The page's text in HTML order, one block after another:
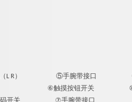
L R） ⑤手腕带接口
⑥触摸按钮开关
开关 ⑦